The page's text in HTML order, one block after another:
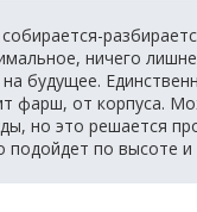
ничего
будущее.
фарш, от корпуса.
но это решается
по высоте и